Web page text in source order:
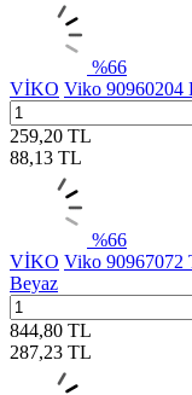
%66
VİKO Viko 90960204
259,20 TL
88,13 TL
%66
VİKO Viko 90967072
Beyaz
844,80 TL
287,23 TL